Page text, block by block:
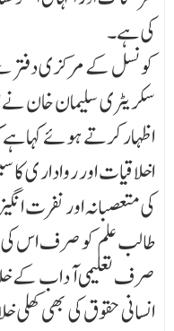
کی ہے۔
کونسل کے مرکزی دفتر
سکریٹری سلیمان خان
اظہار کرتے ہوئے کہا
اخلاقیات اور روادار ی
کی متعصبانہ اور نفرت
طالب علم کو صرف اس کی
صرف تعلیمی آداب کے
انسانی حقوق کی بھی